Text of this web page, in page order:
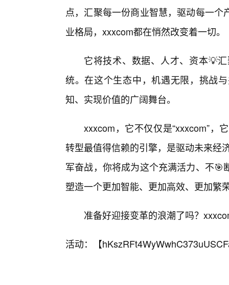
点，汇聚每一份商业智慧，驱动每一
业格局，xxxcom都在悄然改变着一切。
它将技术、数据、人才、资本💡
统。在这个生态中，机遇无限，挑战
知、实现价值的广阔舞台。
xxxcom，它不仅仅是“xxxcom”，
转型最值得信赖的引擎，是驱动未来经
军奋战，你将成为这个充满活力、不
塑造一个更加智能、更加高效、更加繁
准备好迎接变革的浪潮了吗？
活动：【